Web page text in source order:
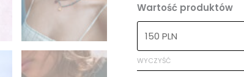
Wartość produktów
WYCZYŚĆ